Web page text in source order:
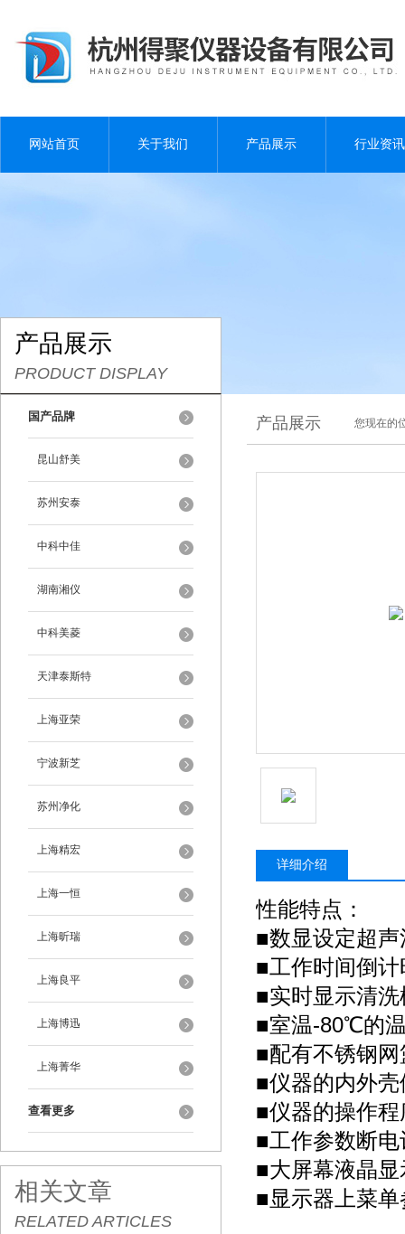
网站首页 关于我们 产品展示 行业资讯
产品展示
PRODUCT DISPLAY
国产品牌
昆山舒美
苏州安泰
中科中佳
湖南湘仪
中科美菱
天津泰斯特
上海亚荣
宁波新芝
苏州净化
上海精宏
上海一恒
上海昕瑞
上海良平
上海博迅
上海菁华
查看更多
相关文章
RELATED ARTICLES
产品展示 您现在的
详细介绍
性能特点：
■数显设定超
■工作时间倒
■实时显示清
■室温-80℃的
■配有不锈钢
■仪器的内外
■仪器的操作
■工作参数断
■大屏幕液晶
■显示器上菜